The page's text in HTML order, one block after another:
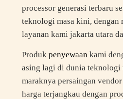
processor generasi terbaru
teknologi masa kini, dengan
layanan kami jakarta utara
Produk penyewaan kami
asing lagi di dunia teknologi
maraknya persaingan
harga terjangkau dengan